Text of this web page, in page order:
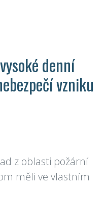
denní
vzniku
z oblasti požární
měli ve vlastním